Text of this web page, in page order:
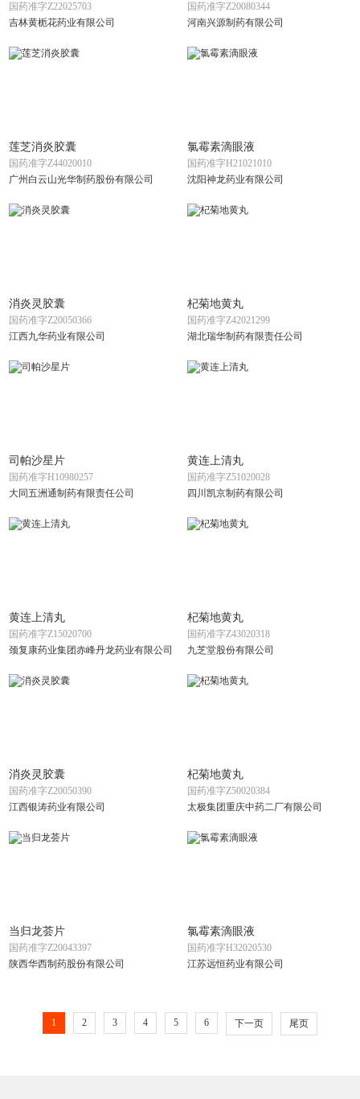
国药准字Z22025703
吉林黄栀花药业有限公司
国药准字Z20080344
河南兴源制药有限公司
莲芝消炎胶囊
国药准字Z44020010
广州白云山光华制药股份有限公司
氯霉素滴眼液
国药准字H21021010
沈阳神龙药业有限公司
消炎灵胶囊
国药准字Z20050366
江西九华药业有限公司
杞菊地黄丸
国药准字Z42021299
湖北瑞华制药有限责任公司
司帕沙星片
国药准字H10980257
大同五洲通制药有限责任公司
黄连上清丸
国药准字Z51020028
四川凯京制药有限公司
黄连上清丸
国药准字Z15020700
颈复康药业集团赤峰丹龙药业有限公司
杞菊地黄丸
国药准字Z43020318
九芝堂股份有限公司
消炎灵胶囊
国药准字Z20050390
江西银涛药业有限公司
杞菊地黄丸
国药准字Z50020384
太极集团重庆中药二厂有限公司
当归龙荟片
国药准字Z20043397
陕西华西制药股份有限公司
氯霉素滴眼液
国药准字H32020530
江苏远恒药业有限公司
1 2 3 4 5 6 下一页 尾页